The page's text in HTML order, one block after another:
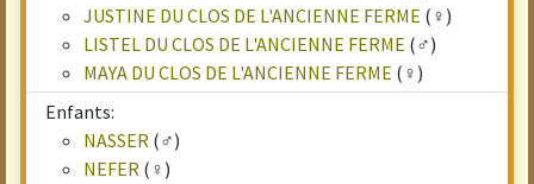
JUSTINE DU CLOS DE L'ANCIENNE FERME (♀)
LISTEL DU CLOS DE L'ANCIENNE FERME (♂)
MAYA DU CLOS DE L'ANCIENNE FERME (♀)
Enfants:
NASSER (♂)
NEFER (♀)